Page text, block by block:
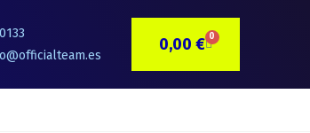
0,00 € 0CARRITO